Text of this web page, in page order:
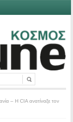
– H CIA ανατίναξε τον